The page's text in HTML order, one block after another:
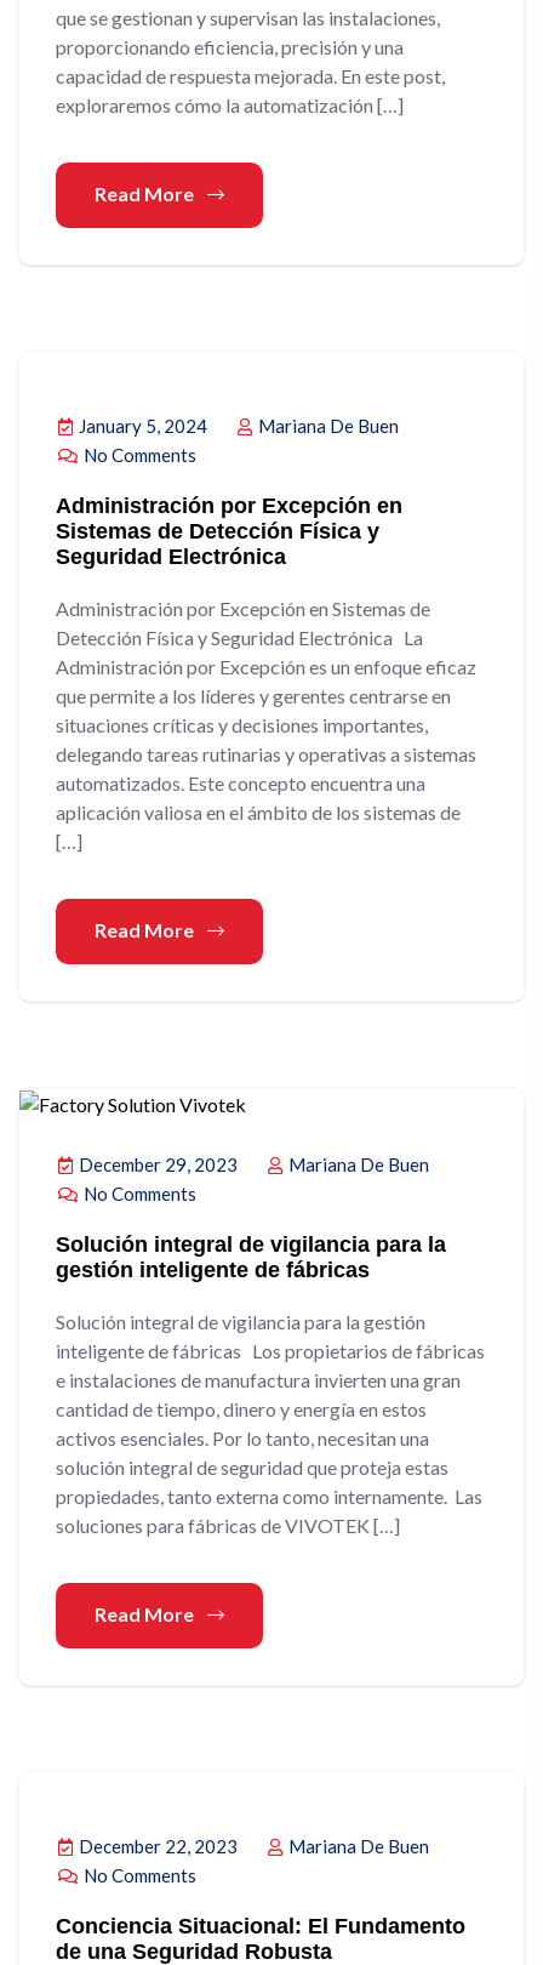
que se gestionan y supervisan las instalaciones,
proporcionando eficiencia, precisión y una
capacidad de respuesta mejorada. En este post,
exploraremos cómo la automatización […]
Read More
January 5, 2024
Mariana De Buen
No Comments
Administración por Excepción en
Sistemas de Detección Física y
Seguridad Electrónica
Administración por Excepción en Sistemas de
Detección Física y Seguridad Electrónica La
Administración por Excepción es un enfoque eficaz
que permite a los líderes y gerentes centrarse en
situaciones críticas y decisiones importantes,
delegando tareas rutinarias y operativas a sistemas
automatizados. Este concepto encuentra una
aplicación valiosa en el ámbito de los sistemas de
[…]
Read More
December 29, 2023
Mariana De Buen
No Comments
Solución integral de vigilancia para la
gestión inteligente de fábricas
Solución integral de vigilancia para la gestión
inteligente de fábricas Los propietarios de fábricas
e instalaciones de manufactura invierten una gran
cantidad de tiempo, dinero y energía en estos
activos esenciales. Por lo tanto, necesitan una
solución integral de seguridad que proteja estas
propiedades, tanto externa como internamente. Las
soluciones para fábricas de VIVOTEK […]
Read More
December 22, 2023
Mariana De Buen
No Comments
Conciencia Situacional: El Fundamento
de una Seguridad Robusta